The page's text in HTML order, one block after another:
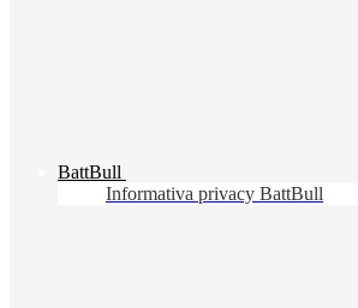
BattBull
Informativa privacy BattBull